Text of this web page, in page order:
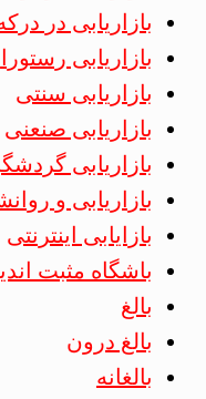
بازاریابی در
بازاریابی
بازاریابی سنتی
بازاریابی صنعنی
بازاریابی
بازاریابی و
بازایابی اینترنتی
باشگاه مثبت
بالغ
بالغ درون
بالغانه